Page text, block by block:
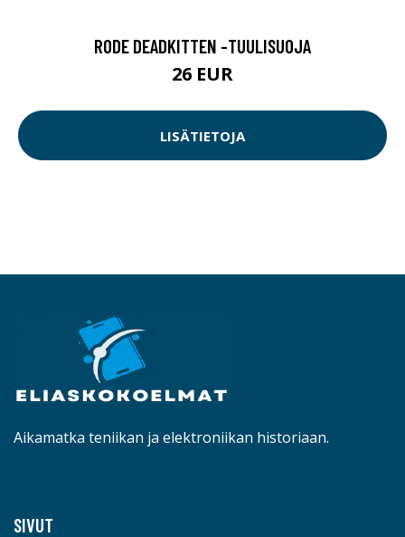
RODE DEADKITTEN -TUULISUOJA
26 EUR
LISÄTIETOJA
Aikamatka teniikan ja elektroniikan historiaan.
SIVUT